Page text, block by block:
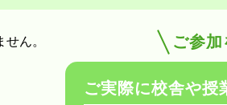
ん。 ご参加
ご実際に校舎や授